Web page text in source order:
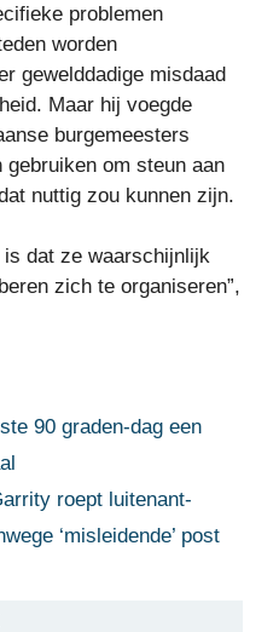
problemen
worden
gewelddadige misdaad
Maar hij voegde
burgemeesters
om steun aan
nuttig zou kunnen zijn.
dat ze waarschijnlijk
zich te organiseren”,
90 graden-dag een
roept luitenant-
‘misleidende’ post